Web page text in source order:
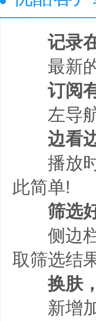
记录
最新的
订阅
左导航
边看
播放时
此简单!
筛选
侧边栏
取筛选结
换肤
新增加